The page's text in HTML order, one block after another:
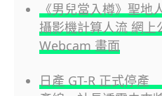
《男兒當入樽》聖地
攝影機計算人流 網上
Webcam 畫面
日產 GT-R 正式停產